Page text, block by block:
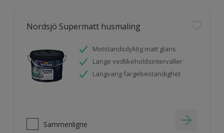
Nordsjö Supermatt husmaling
Motstandsdyktig matt glans
Lange vedlikeholdsintervaller
Langvarig fargebestandighet
Sammenligne